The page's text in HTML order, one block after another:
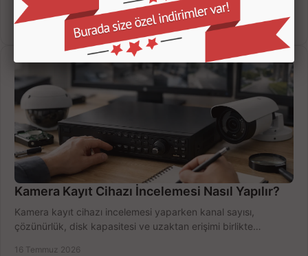
doğru sistemi hemen seçin.
18 Temmuz 2026
Kamera Kayıt Cihazı İncelemesi Nasıl Yapılır?
Kamera kayıt cihazı incelemesi yaparken kanal sayısı,
çözünürlük, disk kapasitesi ve uzaktan erişimi birlikte
16 Temmuz 2026